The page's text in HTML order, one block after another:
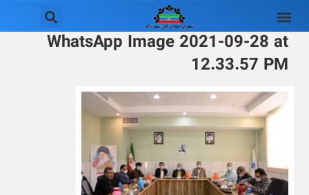
WhatsApp Image 2021-09-28 at
12.33.57 PM